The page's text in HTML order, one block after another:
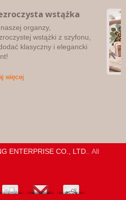
wstążka
organzy,
wstążki z szyfonu,
klasyczny i elegancki
więcej
ENTERPRISE CO., LTD.
. All